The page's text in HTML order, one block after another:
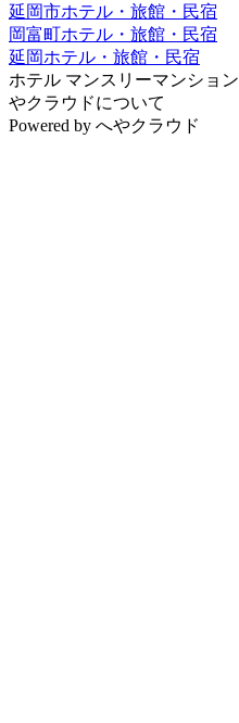
延岡市ホテル・旅館・民宿
岡富町ホテル・旅館・民宿
延岡ホテル・旅館・民宿
ホテル マンスリーマンション
やクラウドについて
Powered by へやクラウド